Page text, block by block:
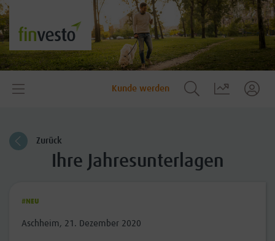
Kunde werden
Zurück
Ihre Jahresunterlagen
#NEU
Aschheim, 21. Dezember 2020